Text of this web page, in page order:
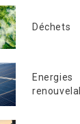
Déchets
Energies